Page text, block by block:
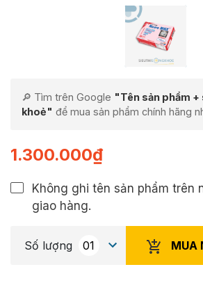
🔎 Tìm trên Google "Tên sản phẩm
khoẻ" để mua sản phẩm chính hãng
1.300.000₫
Không ghi tên sản phẩm trên
giao hàng.
Số lượng MUA